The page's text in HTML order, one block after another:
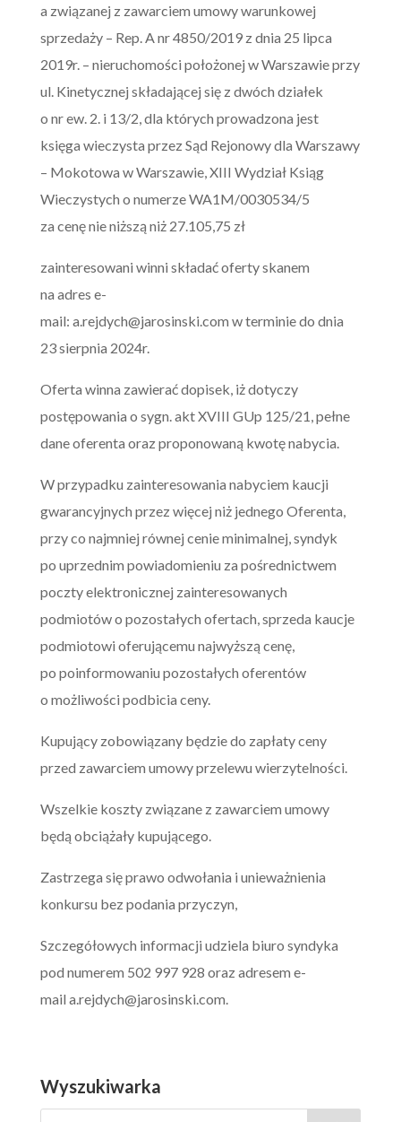
a związanej z zawarciem umowy warunkowej
sprzedaży – Rep. A nr 4850/2019 z dnia 25 lipca
2019r. – nieruchomości położonej w Warszawie przy
ul. Kinetycznej składającej się z dwóch działek
o nr ew. 2. i 13/2, dla których prowadzona jest
księga wieczysta przez Sąd Rejonowy dla Warszawy
– Mokotowa w Warszawie, XIII Wydział Ksiąg
Wieczystych o numerze WA1M/0030534/5
za cenę nie niższą niż 27.105,75 zł
zainteresowani winni składać oferty skanem
na adres e-
mail: a.rejdych@jarosinski.com w terminie do dnia
23 sierpnia 2024r.
Oferta winna zawierać dopisek, iż dotyczy
postępowania o sygn. akt XVIII GUp 125/21, pełne
dane oferenta oraz proponowaną kwotę nabycia.
W przypadku zainteresowania nabyciem kaucji
gwarancyjnych przez więcej niż jednego Oferenta,
przy co najmniej równej cenie minimalnej, syndyk
po uprzednim powiadomieniu za pośrednictwem
poczty elektronicznej zainteresowanych
podmiotów o pozostałych ofertach, sprzeda kaucje
podmiotowi oferującemu najwyższą cenę,
po poinformowaniu pozostałych oferentów
o możliwości podbicia ceny.
Kupujący zobowiązany będzie do zapłaty ceny
przed zawarciem umowy przelewu wierzytelności.
Wszelkie koszty związane z zawarciem umowy
będą obciążały kupującego.
Zastrzega się prawo odwołania i unieważnienia
konkursu bez podania przyczyn,
Szczegółowych informacji udziela biuro syndyka
pod numerem 502 997 928 oraz adresem e-
mail a.rejdych@jarosinski.com.
Wyszukiwarka